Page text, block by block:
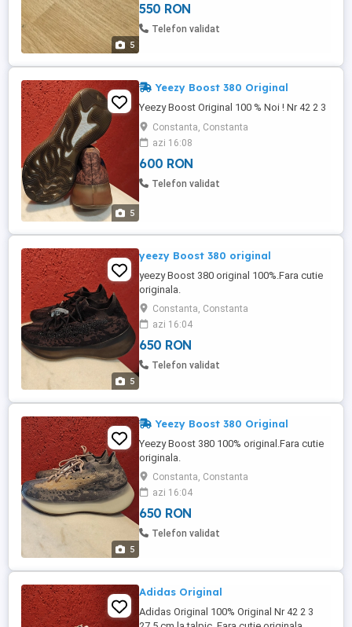
5
550 RON
Telefon validat
5
Yeezy Boost 380 Original
Yeezy Boost Original 100 % Noi ! Nr 42 2 3
Constanta, Constanta
azi 16:08
600 RON
Telefon validat
5
yeezy Boost 380 original
yeezy Boost 380 original 100%.Fara cutie
originala.
Constanta, Constanta
azi 16:04
650 RON
Telefon validat
5
Yeezy Boost 380 Original
Yeezy Boost 380 100% original.Fara cutie
originala.
Constanta, Constanta
azi 16:04
650 RON
Telefon validat
Adidas Original
Adidas Original 100% Original Nr 42 2 3